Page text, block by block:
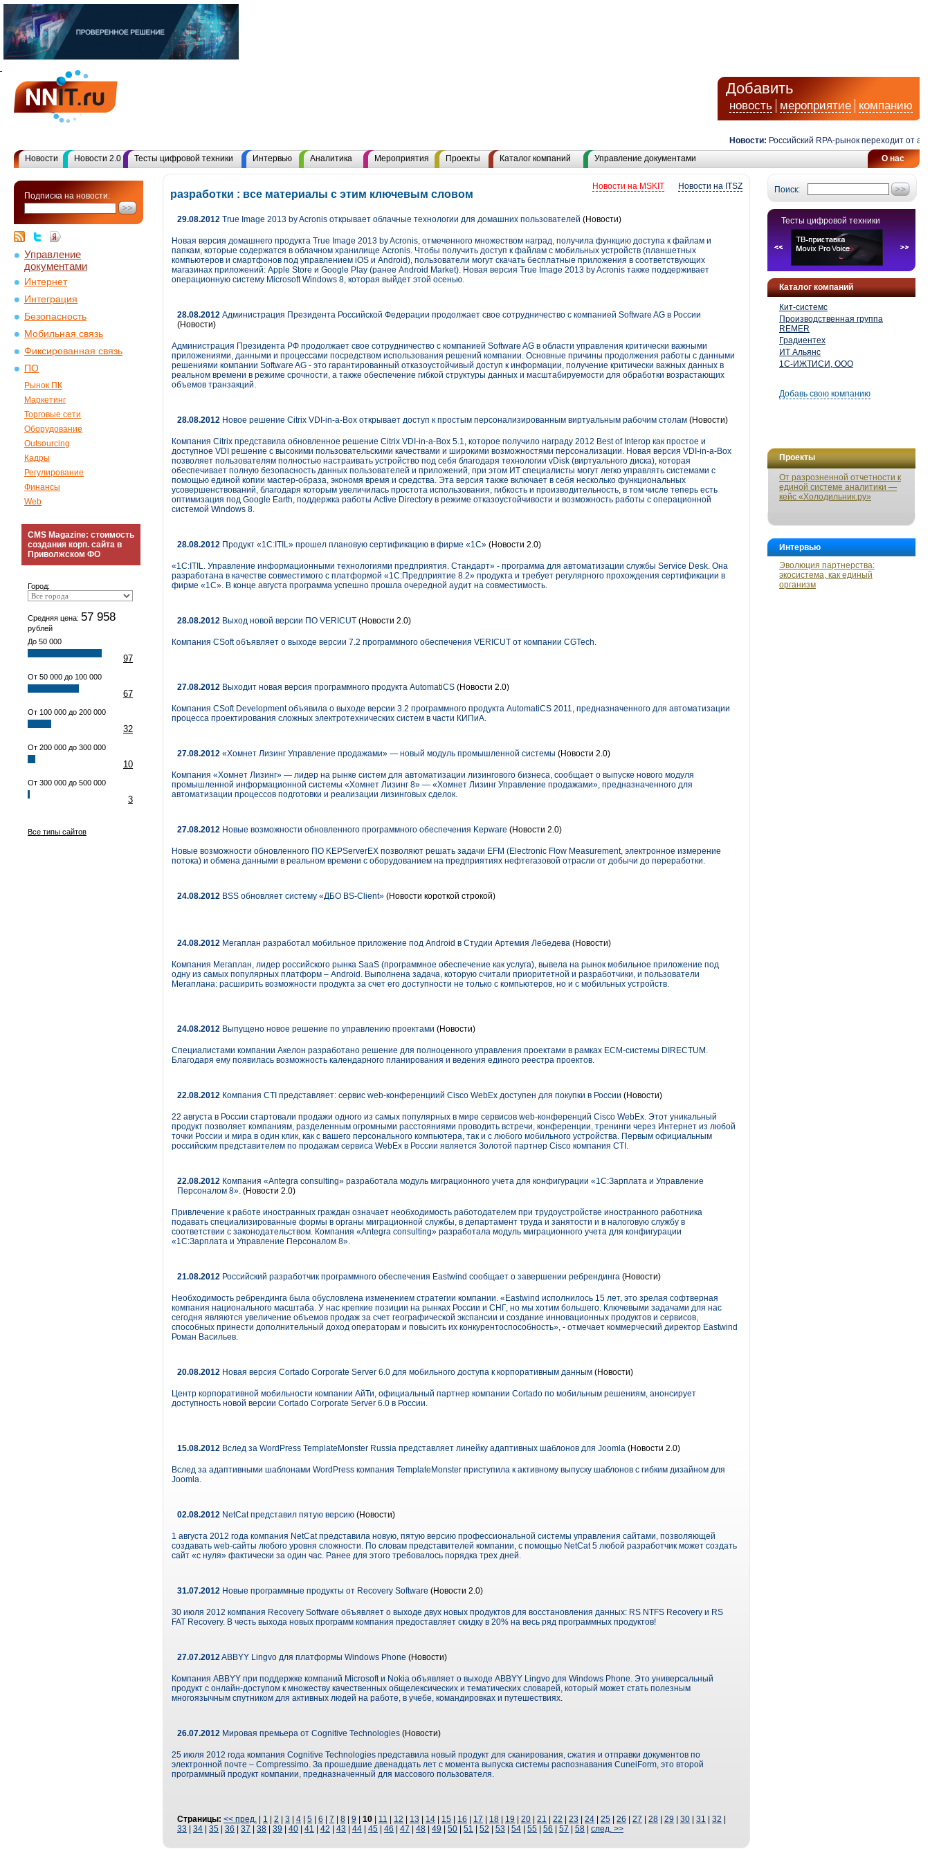
Добавить
новость мероприятие компанию
Новости: Российский RPA-рынок переходит от
О нас
Новости Новости 2.0 Тесты цифровой техники Интервью Аналитика Мероприятия Проекты Каталог компаний Управление документами
Подписка на новости:
Управление
документами
Интернет
Интеграция
Безопасность
Мобильная связь
Фиксированная связь
ПО
Рынок ПК
Маркетинг
Торговые сети
Оборудование
Outsourcing
Кадры
Регулирование
Финансы
Web
CMS Magazine: стоимость
создания корп. сайта в
Приволжском ФО
Город:
Средняя цена: 57 958
рублей
До 50 000
97
От 50 000 до 100 000
67
От 100 000 до 200 000
32
От 200 000 до 300 000
10
От 300 000 до 500 000
3
Все типы сайтов
Поиск:
Тесты цифровой техники
Каталог компаний
Кит-системс
Производственная группа
REMER
Градиентех
ИТ Альянс
1С-ИЖТИСИ, ООО
Добавь свою компанию
Проекты
От разрозненной отчетности к
единой системе аналитики —
кейс «Холодильник.ру»
Интервью
Эволюция партнерства:
экосистема, как единый
организм
Новости на ITSZ
Новости на MSKIT
разработки : все материалы с этим ключевым словом
29.08.2012 True Image 2013 by Acronis открывает облачные технологии для домашних пользователей (Новости)
Новая версия домашнего продукта True Image 2013 by Acronis, отмеченного множеством наград, получила функцию доступа к файлам и
папкам, которые содержатся в облачном хранилище Acronis. Чтобы получить доступ к файлам с мобильных устройств (планшетных
компьютеров и смартфонов под управлением iOS и Android), пользователи могут скачать бесплатные приложения в соответствующих
магазинах приложений: Apple Store и Google Play (ранее Android Market). Новая версия True Image 2013 by Acronis также поддерживает
операционную систему Microsoft Windows 8, которая выйдет этой осенью.
28.08.2012 Администрация Президента Российской Федерации продолжает свое сотрудничество с компанией Software AG в России
(Новости)
Администрация Президента РФ продолжает свое сотрудничество с компанией Software AG в области управления критически важными
приложениями, данными и процессами посредством использования решений компании. Основные причины продолжения работы с данными
решениями компании Software AG - это гарантированный отказоустойчивый доступ к информации, получение критически важных данных в
реальном времени в режиме срочности, а также обеспечение гибкой структуры данных и масштабируемости для обработки возрастающих
объемов транзакций.
28.08.2012 Новое решение Citrix VDI-in-a-Box открывает доступ к простым персонализированным виртуальным рабочим столам (Новости)
Компания Citrix представила обновленное решение Citrix VDI-in-a-Box 5.1, которое получило награду 2012 Best of Interop как простое и
доступное VDI решение с высокими пользовательскими качествами и широкими возможностями персонализации. Новая версия VDI-in-a-Box
позволяет пользователям полностью настраивать устройство под себя благодаря технологии vDisk (виртуального диска), которая
обеспечивает полную безопасность данных пользователей и приложений, при этом ИТ специалисты могут легко управлять системами с
помощью единой копии мастер-образа, экономя время и средства. Эта версия также включает в себя несколько функциональных
усовершенствований, благодаря которым увеличилась простота использования, гибкость и производительность, в том числе теперь есть
оптимизация под Google Earth, поддержка работы Active Directory в режиме отказоустойчивости и возможность работы с операционной
системой Windows 8.
28.08.2012 Продукт «1С:ITIL» прошел плановую сертификацию в фирме «1С» (Новости 2.0)
«1C:ITIL. Управление информационными технологиями предприятия. Стандарт» - программа для автоматизации службы Service Desk. Она
разработана в качестве совместимого с платформой «1С:Предприятие 8.2» продукта и требует регулярного прохождения сертификации в
фирме «1С». В конце августа программа успешно прошла очередной аудит на совместимость.
28.08.2012 Выход новой версии ПО VERICUT (Новости 2.0)
Компания CSoft объявляет о выходе версии 7.2 программного обеспечения VERICUT от компании CGTech.
27.08.2012 Выходит новая версия программного продукта AutomatiCS (Новости 2.0)
Компания CSoft Development объявила о выходе версии 3.2 программного продукта AutomatiCS 2011, предназначенного для автоматизации
процесса проектирования сложных электротехнических систем в части КИПиА.
27.08.2012 «Хомнет Лизинг Управление продажами» — новый модуль промышленной системы (Новости 2.0)
Компания «Хомнет Лизинг» — лидер на рынке систем для автоматизации лизингового бизнеса, сообщает о выпуске нового модуля
промышленной информационной системы «Хомнет Лизинг 8» — «Хомнет Лизинг Управление продажами», предназначенного для
автоматизации процессов подготовки и реализации лизинговых сделок.
27.08.2012 Новые возможности обновленного программного обеспечения Kepware (Новости 2.0)
Новые возможности обновленного ПО KEPServerEX позволяют решать задачи EFM (Electronic Flow Measurement, электронное измерение
потока) и обмена данными в реальном времени с оборудованием на предприятиях нефтегазовой отрасли от добычи до переработки.
24.08.2012 BSS обновляет систему «ДБО BS-Client» (Новости короткой строкой)
24.08.2012 Мегаплан разработал мобильное приложение под Android в Студии Артемия Лебедева (Новости)
Компания Мегаплан, лидер российского рынка SaaS (программное обеспечение как услуга), вывела на рынок мобильное приложение под
одну из самых популярных платформ – Android. Выполнена задача, которую считали приоритетной и разработчики, и пользователи
Мегаплана: расширить возможности продукта за счет его доступности не только с компьютеров, но и с мобильных устройств.
24.08.2012 Выпущено новое решение по управлению проектами (Новости)
Специалистами компании Акелон разработано решение для полноценного управления проектами в рамках ECM-системы DIRECTUM.
Благодаря ему появилась возможность календарного планирования и ведения единого реестра проектов.
22.08.2012 Компания CTI представляет: сервис web-конференциий Cisco WebEx доступен для покупки в России (Новости)
22 августа в России стартовали продажи одного из самых популярных в мире сервисов web-конференций Cisco WebEx. Этот уникальный
продукт позволяет компаниям, разделенным огромными расстояниями проводить встречи, конференции, тренинги через Интернет из любой
точки России и мира в один клик, как с вашего персонального компьютера, так и с любого мобильного устройства. Первым официальным
российским представителем по продажам сервиса WebEx в России является Золотой партнер Cisco компания CTI.
22.08.2012 Компания «Antegra consulting» разработала модуль миграционного учета для конфигурации «1С:Зарплата и Управление
Персоналом 8». (Новости 2.0)
Привлечение к работе иностранных граждан означает необходимость работодателем при трудоустройстве иностранного работника
подавать специализированные формы в органы миграционной службы, в департамент труда и занятости и в налоговую службу в
соответствии с законодательством. Компания «Antegra consulting» разработала модуль миграционного учета для конфигурации
«1С:Зарплата и Управление Персоналом 8».
21.08.2012 Российский разработчик программного обеспечения Eastwind сообщает о завершении ребрендинга (Новости)
Необходимость ребрендинга была обусловлена изменением стратегии компании. «Eastwind исполнилось 15 лет, это зрелая софтверная
компания национального масштаба. У нас крепкие позиции на рынках России и СНГ, но мы хотим большего. Ключевыми задачами для нас
сегодня являются увеличение объемов продаж за счет географической экспансии и создание инновационных продуктов и сервисов,
способных принести дополнительный доход операторам и повысить их конкурентоспособность», - отмечает коммерческий директор Eastwind
Роман Васильев.
20.08.2012 Новая версия Cortado Corporate Server 6.0 для мобильного доступа к корпоративным данным (Новости)
Центр корпоративной мобильности компании АйТи, официальный партнер компании Cortado по мобильным решениям, анонсирует
доступность новой версии Cortado Corporate Server 6.0 в России.
15.08.2012 Вслед за WordPress TemplateMonster Russia представляет линейку адаптивных шаблонов для Joomla (Новости 2.0)
Вслед за адаптивными шаблонами WordPress компания TemplateMonster приступила к активному выпуску шаблонов с гибким дизайном для
Joomla.
02.08.2012 NetCat представил пятую версию (Новости)
1 августа 2012 года компания NetCat представила новую, пятую версию профессиональной системы управления сайтами, позволяющей
создавать web-сайты любого уровня сложности. По словам представителей компании, с помощью NetCat 5 любой разработчик может создать
сайт «с нуля» фактически за один час. Ранее для этого требовалось порядка трех дней.
31.07.2012 Новые программные продукты от Recovery Software (Новости 2.0)
30 июля 2012 компания Recovery Software объявляет о выходе двух новых продуктов для восстановления данных: RS NTFS Recovery и RS
FAT Recovery. В честь выхода новых программ компания предоставляет скидку в 20% на весь ряд программных продуктов!
27.07.2012ABBYY Lingvo для платформы Windows Phone (Новости)
Компания ABBYY при поддержке компаний Microsoft и Nokia объявляет о выходе ABBYY Lingvo для Windows Phone. Это универсальный
продукт с онлайн-доступом к множеству качественных общелексических и тематических словарей, который может стать полезным
многоязычным спутником для активных людей на работе, в учебе, командировках и путешествиях.
26.07.2012 Мировая премьера от Cognitive Technologies (Новости)
25 июля 2012 года компания Cognitive Technologies представила новый продукт для сканирования, сжатия и отправки документов по
электронной почте – Compressimo. За прошедшие двенадцать лет с момента выпуска системы распознавания CuneiForm, это второй
программный продукт компании, предназначенный для массового пользователя.
Страницы: << пред. 1 2 3 4 5 6 7 8 9 10 11 12 13 14 15 16 17 18 19 20 21 22 23 24 25 26 27 28 29 30 31 32
33
34 35 36 37 38 39 40 41 42 43 44 45 46 47 48 49 50 51 52 53 54 55 56 57 58 след. >>